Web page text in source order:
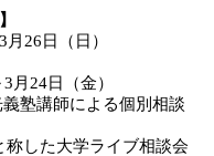
26日（日）
月24日（金）
塾講師による個別相談
称した大学ライブ相談会